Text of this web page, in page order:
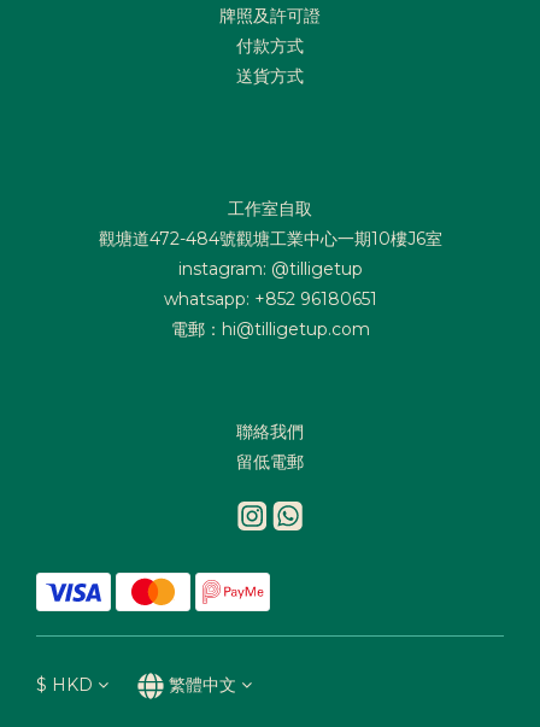
牌照及許可證
付款方式
送貨方式
工作室自取
觀塘道472-484號觀塘工業中心一期10樓J6室
instagram: @tilligetup
whatsapp: +852 96180651
電郵：hi@tilligetup.com
聯絡我們
留低電郵
$ HKD 繁體中文